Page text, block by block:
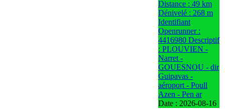
Distance : 49 km
Dénivelé : 268 m
Identifiant
Openrunner :
4416980 Descriptif
: PLOUVIEN -
Narret -
GOUESNOU - dir
Guipavas -
aéroport - Poull
Azen - Pen ar
Date : 2026-08-16